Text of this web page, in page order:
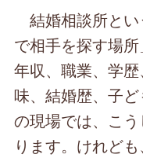
結婚相談所と
で相手を探す場所
年収、職業、学
味、結婚歴、子
の現場では、こ
ります。けれど